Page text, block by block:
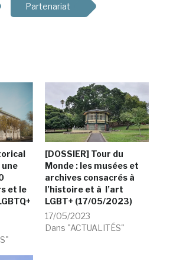
Partenariat
une
et le
[DOSSIER] Tour du
Monde : les musées et
archives consacrés à
l’histoire et à l’art
LGBT+ (17/05/2023)
17/05/2023
Dans "ACTUALITÉS"